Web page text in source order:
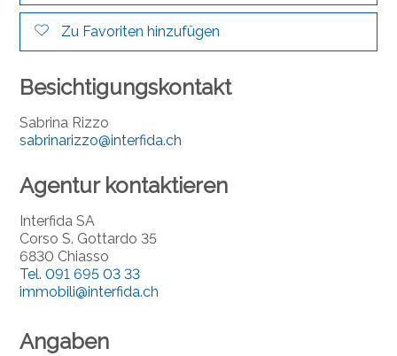
Zu Favoriten hinzufügen
Besichtigungskontakt
Sabrina Rizzo
sabrinarizzo@interfida.ch
Agentur kontaktieren
Interfida SA
Corso S. Gottardo 35
6830 Chiasso
Tel.091 695 03 33
immobili@interfida.ch
Angaben